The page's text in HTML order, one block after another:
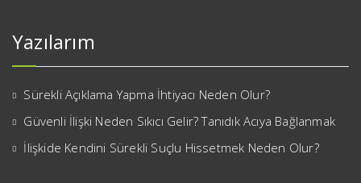
Yazılarım
Sürekli Açıklama Yapma İhtiyacı Neden Olur?
Güvenli İlişki Neden Sıkıcı Gelir? Tanıdık Acıya Bağlanmak
İlişkide Kendini Sürekli Suçlu Hissetmek Neden Olur?